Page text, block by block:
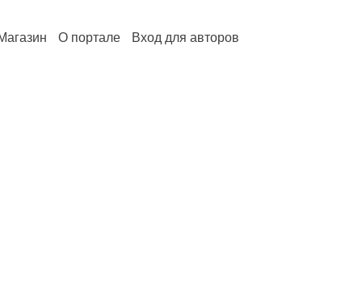
О портале Вход для авторов